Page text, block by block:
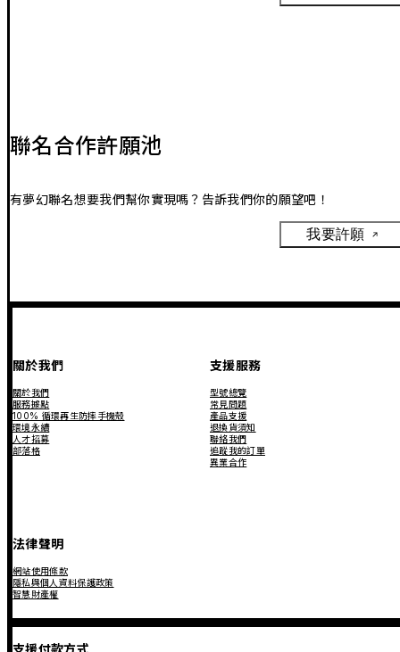
聯名合作許願池
有夢幻聯名想要我們幫你實現嗎？告訴我們你的願望吧！
我要許願
關於我們
關於我們
服務據點
100% 循環再生防摔手機殼
環境永續
人才招募
部落格
支援服務
型號總覽
常見問題
產品支援
退換貨須知
聯絡我們
追蹤我的訂單
異業合作
法律聲明
網站使用條款
隱私與個人資料保護政策
智慧財產權
支援付款方式